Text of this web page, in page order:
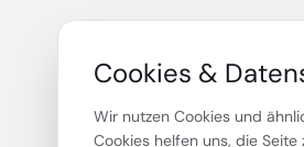
Cookies &
Wir nutzen Cookies und
Cookies helfen uns, die